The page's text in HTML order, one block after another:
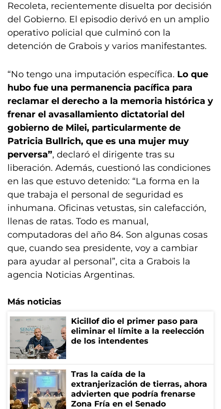
Recoleta, recientemente disuelta por decisión
del Gobierno. El episodio derivó en un amplio
operativo policial que culminó con la
detención de Grabois y varios manifestantes.
“No tengo una imputación específica. Lo que
hubo fue una permanencia pacífica para
reclamar el derecho a la memoria histórica y
frenar el avasallamiento dictatorial del
gobierno de Milei, particularmente de
Patricia Bullrich, que es una mujer muy
perversa”, declaró el dirigente tras su
liberación. Además, cuestionó las condiciones
en las que estuvo detenido: “La forma en la
que trabaja el personal de seguridad es
inhumana. Oficinas vetustas, sin calefacción,
llenas de ratas. Todo es manual,
computadoras del año 84. Son algunas cosas
que, cuando sea presidente, voy a cambiar
para ayudar al personal”, cita a Grabois la
agencia Noticias Argentinas.
Más noticias
Kicillof dio el primer paso para
eliminar el límite a la reelección
de los intendentes
Tras la caída de la
extranjerización de tierras, ahora
advierten que podría frenarse
Zona Fría en el Senado